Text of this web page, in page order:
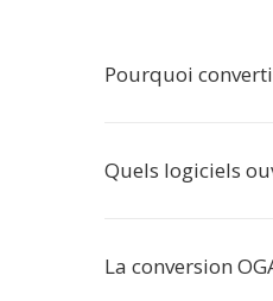
Pourquoi
Quels logiciels
La conversion